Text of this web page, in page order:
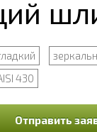
430
Отправить